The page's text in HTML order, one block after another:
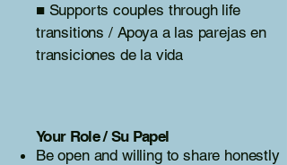
■ Supports couples through life
transitions / Apoya a las parejas en
transiciones de la vida
Your Role / Su Papel
Be open and willing to share honestly